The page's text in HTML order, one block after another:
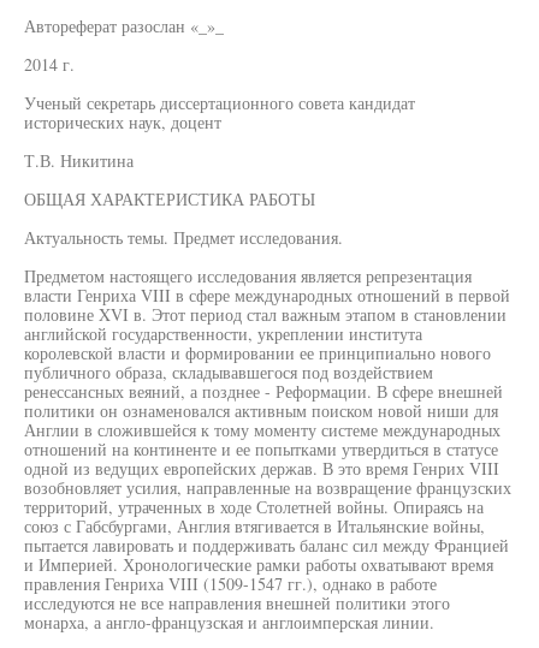
Автореферат разослан «_»_
2014 г.
Ученый секретарь диссертационного совета кандидат
исторических наук, доцент
Т.В. Никитина
ОБЩАЯ ХАРАКТЕРИСТИКА РАБОТЫ
Актуальность темы. Предмет исследования.
Предметом настоящего исследования является репрезентация
власти Генриха VIII в сфере международных отношений в первой
половине XVI в. Этот период стал важным этапом в становлении
английской государственности, укреплении института
королевской власти и формировании ее принципиально нового
публичного образа, складывавшегося под воздействием
ренессансных веяний, а позднее - Реформации. В сфере внешней
политики он ознаменовался активным поиском новой ниши для
Англии в сложившейся к тому моменту системе международных
отношений на континенте и ее попытками утвердиться в статусе
одной из ведущих европейских держав. В это время Генрих VIII
возобновляет усилия, направленные на возвращение французских
территорий, утраченных в ходе Столетней войны. Опираясь на
союз с Габсбургами, Англия втягивается в Итальянские войны,
пытается лавировать и поддерживать баланс сил между Францией
и Империей. Хронологические рамки работы охватывают время
правления Генриха VIII (1509-1547 гг.), однако в работе
исследуются не все направления внешней политики этого
монарха, а англо-французская и англоимперская линии.